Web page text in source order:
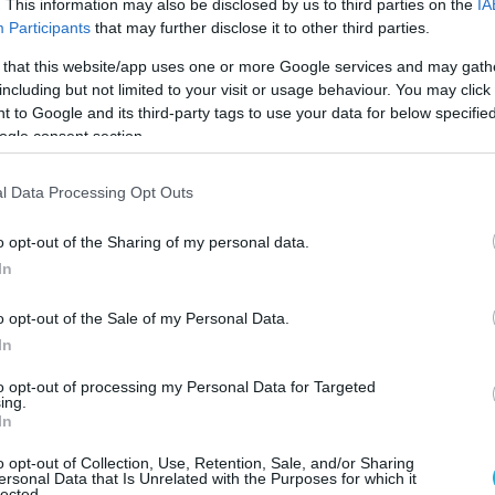
This information may also be disclosed by us to third parties on the
Participants that may further disclose it to other third parties.
that this website/app uses one or more Google services and may
but not limited to your visit or usage behaviour. You may
to Google and its third-party tags to use your data for below
consent section.
Data Processing Opt Outs
opt-out of the Sharing of my personal data.
opt-out of the Sale of my Personal Data.
opt-out of processing my Personal Data for Targeted
opt-out of Collection, Use, Retention, Sale, and/or Sharing
Data that Is Unrelated with the Purposes for which it
Ρίχτερ έγινε αισθητή στην Κεφαλονιά κατά
με επίκεντρο τον θαλάσσιο χώρο μεταξύ
χιλιόμετρα δυτικά του Ληξουρίου και
από τον πρωινό σεισμό. Τα κτίρια του
με τους προβλεπόμενους
με σεισμούς αυτής της τάξεως δεν
όπως ανέφερε στο ΑΜΠΕ ο αντιδήμαρχος